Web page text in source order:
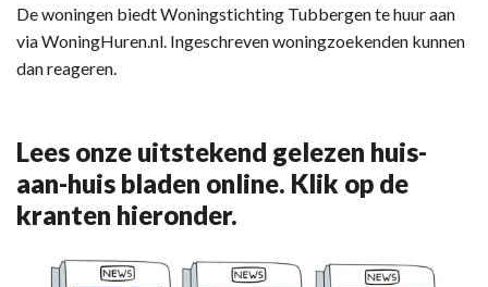
De woningen biedt Woningstichting Tubbergen te huur aan
via WoningHuren.nl. Ingeschreven woningzoekenden kunnen
dan reageren.
Lees onze uitstekend gelezen huis-
aan-huis bladen online. Klik op de
kranten hieronder.